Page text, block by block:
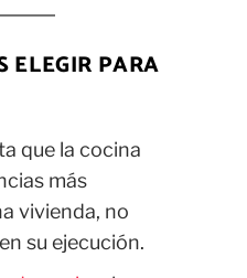
ELEGIR PARA
que la cocina
más
vivienda, no
su ejecución.